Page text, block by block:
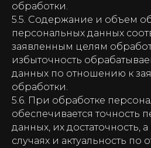
обработки.
5.5. Содержание и объем
персональных данных
заявленным целям
избыточность
данных по отношению к
обработки.
5.6. При обработке
обеспечивается точность
данных, их достаточность,
случаях и актуальность